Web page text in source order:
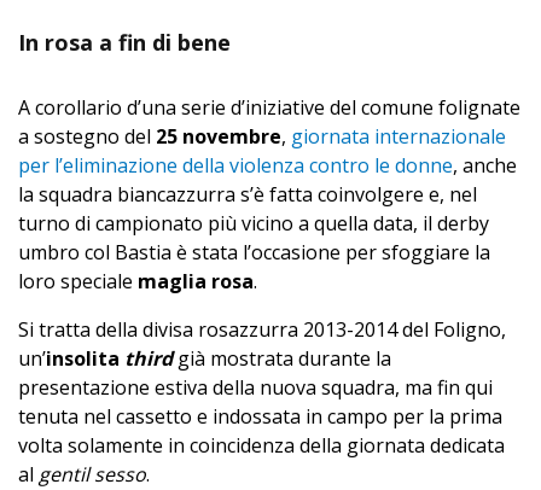
In rosa a fin di bene
A corollario d’una serie d’iniziative del comune folignate
a sostegno del 25 novembre, giornata internazionale
per l’eliminazione della violenza contro le donne, anche
la squadra biancazzurra s’è fatta coinvolgere e, nel
turno di campionato più vicino a quella data, il derby
umbro col Bastia è stata l’occasione per sfoggiare la
loro speciale maglia rosa.
Si tratta della divisa rosazzurra 2013-2014 del Foligno,
un’insolita thirdgià mostrata durante la
presentazione estiva della nuova squadra, ma fin qui
tenuta nel cassetto e indossata in campo per la prima
volta solamente in coincidenza della giornata dedicata
al gentil sesso.